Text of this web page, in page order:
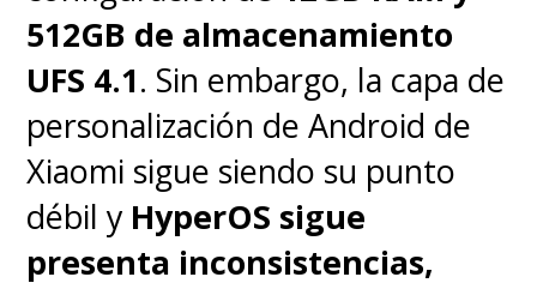
512GB de almacenamiento
UFS 4.1. Sin embargo, la capa de
personalización de Android de
Xiaomi sigue siendo su punto
débil y HyperOS sigue
presenta inconsistencias,